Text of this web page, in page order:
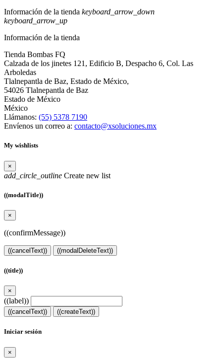
Información de la tienda keyboard_arrow_down
keyboard_arrow_up
Información de la tienda
Tienda Bombas FQ
Calzada de los jinetes 121, Edificio B, Despacho 6, Col. Las
Arboledas
Tlalnepantla de Baz, Estado de México,
54026 Tlalnepantla de Baz
Estado de México
México
Llámanos: (55) 5378 7190
Envíenos un correo a: contacto@xsoluciones.mx
My wishlists
×
add_circle_outline Create new list
((modalTitle))
×
((confirmMessage))
((cancelText)) ((modalDeleteText))
((title))
×
((label))
((cancelText)) ((createText))
Iniciar sesión
×